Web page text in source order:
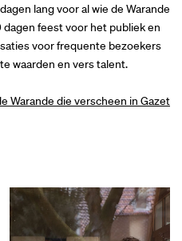
lang voor al wie de Warande
feest voor het publiek en
voor frequente bezoekers
waarden en vers talent.
Warande die verscheen in Gazet